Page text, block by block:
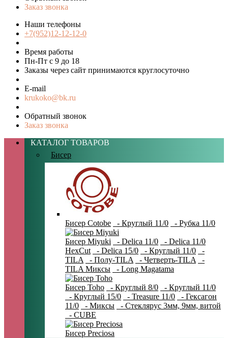
Заказ звонка
Наши телефоны
+7(952)12-12-12-0
Время работы
Пн-Пт с 9 до 18
Заказы через сайт принимаются круглосуточно
E-mail
krukoko@bk.ru
Обратный звонок
Заказ звонка
КАТАЛОГ ТОВАРОВ
Бисер
Бисер Cotobe - Круглый 11/0 - Рубка 11/0
Бисер Miyuki - Delica 11/0
- Delica 11/0
HexCut
- Delica 15/0 - Круглый 11/0
-
TILA
- Полу-TILA - Четверть-TILA
-
TILA Миксы
- Long Magatama
Бисер Toho - Круглый 8/0
- Круглый 11/0
- Круглый 15/0
- Treasure 11/0
- Гексагон
11/0
- Миксы
- Стеклярус 3мм, 9мм, витой
- CUBE
Бисер Preciosa